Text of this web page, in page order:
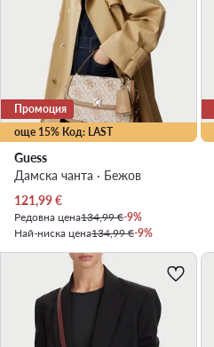
още 15% Код: LAST
Промоция
Guess
Дамска чанта · Бежов
Актуална цена
121,99€
Редовна цена134,99 €-9%
Най-ниска цена134,99 €-9%